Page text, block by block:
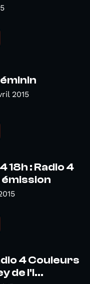
2015
18h : Radio 4
émission
4 Couleurs
de I'I...